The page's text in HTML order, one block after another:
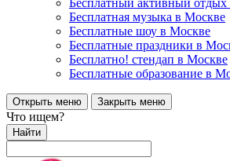
Бесплатный активный
Бесплатная музыка в Москве
Бесплатные шоу в Москве
Бесплатные праздники в
Бесплатно! стендап в Москве
Бесплатные образование в
Открыть меню Закрыть меню
Что ищем?
Найти